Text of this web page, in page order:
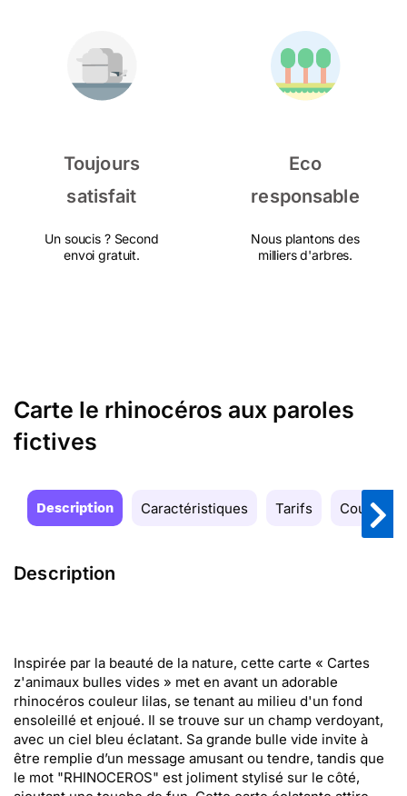
Toujours
satisfait
Un soucis ? Second
envoi gratuit.
Eco
responsable
Nous plantons des
milliers d'arbres.
Carte le rhinocéros aux paroles
fictives
Description Caractéristiques Tarifs Couleurs
Description
Inspirée par la beauté de la nature, cette carte « Cartes
z'animaux bulles vides » met en avant un adorable
rhinocéros couleur lilas, se tenant au milieu d'un fond
ensoleillé et enjoué. Il se trouve sur un champ verdoyant,
avec un ciel bleu éclatant. Sa grande bulle vide invite à
être remplie d’un message amusant ou tendre, tandis que
le mot "RHINOCEROS" est joliment stylisé sur le côté,